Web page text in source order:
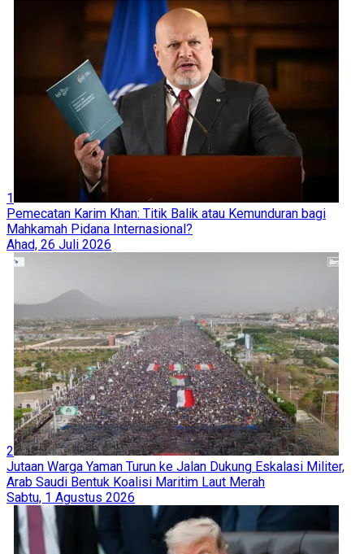
1
Pemecatan Karim Khan: Titik Balik atau Kemunduran bagi
Mahkamah Pidana Internasional?
Ahad, 26 Juli 2026
2
Jutaan Warga Yaman Turun ke Jalan Dukung Eskalasi Militer,
Arab Saudi Bentuk Koalisi Maritim Laut Merah
Sabtu, 1 Agustus 2026